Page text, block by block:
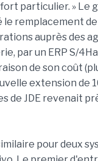
particulier. » Le
le remplacement
auprès des
par un ERP S/
de son coût
extension de
de JDE revenait
pour deux